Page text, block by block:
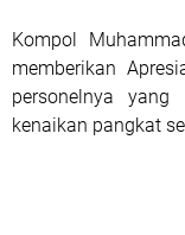
Kompol
memberikan
personelnya
kenaikan pangkat